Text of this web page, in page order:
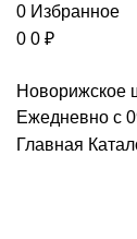
0 Избранное
0 0 ₽
Новорижское
Ежедневно с
Главная